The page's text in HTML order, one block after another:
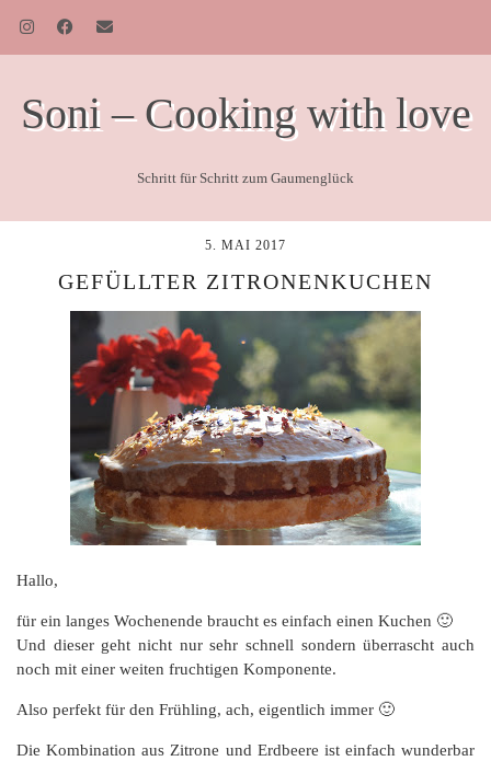
Soni – Cooking with love
Schritt für Schritt zum Gaumenglück
5. MAI 2017
GEFÜLLTER ZITRONENKUCHEN
Hallo,
für ein langes Wochenende braucht es einfach einen Kuchen 🙂
Und dieser geht nicht nur sehr schnell sondern überrascht auch
noch mit einer weiten fruchtigen Komponente.
Also perfekt für den Frühling, ach, eigentlich immer 🙂
Die Kombination aus Zitrone und Erdbeere ist einfach wunderbar